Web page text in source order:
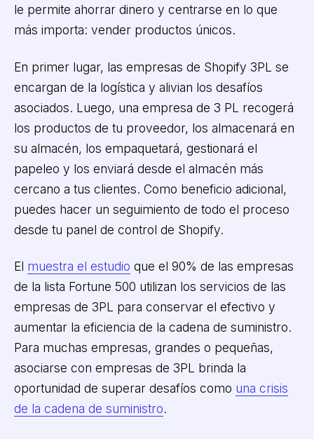
le permite ahorrar dinero y centrarse en lo que
más importa: vender productos únicos.
En primer lugar, las empresas de Shopify 3PL se
encargan de la logística y alivian los desafíos
asociados. Luego, una empresa de 3 PL recogerá
los productos de tu proveedor, los almacenará en
su almacén, los empaquetará, gestionará el
papeleo y los enviará desde el almacén más
cercano a tus clientes. Como beneficio adicional,
puedes hacer un seguimiento de todo el proceso
desde tu panel de control de Shopify.
El muestra el estudio que el 90% de las empresas
de la lista Fortune 500 utilizan los servicios de las
empresas de 3PL para conservar el efectivo y
aumentar la eficiencia de la cadena de suministro.
Para muchas empresas, grandes o pequeñas,
asociarse con empresas de 3PL brinda la
oportunidad de superar desafíos como una crisis
de la cadena de suministro.